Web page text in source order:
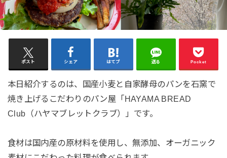
ポスト シェア はてブ 送る Pocket
本日紹介するのは、国産小麦と自家酵母のパンを石窯で
焼き上げるこだわりのパン屋「HAYAMA BREAD
Club（ハヤマブレットクラブ）」です。
食材は国内産の原材料を使用し、無添加、オーガニック